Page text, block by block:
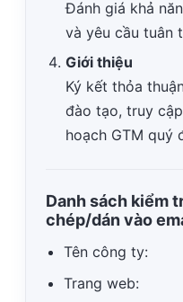
Đánh giá khả
và yêu cầu tuân
Giới thiệu
Ký kết thỏa
đào tạo, truy
hoạch GTM quý
Danh sách kiểm
chép/dán vào
Tên công ty:
Trang web: